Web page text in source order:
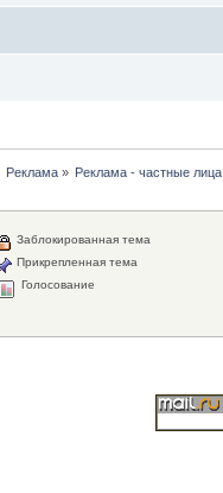
Реклама» Реклама - частные лица
Заблокированная тема
Прикрепленная тема
Голосование